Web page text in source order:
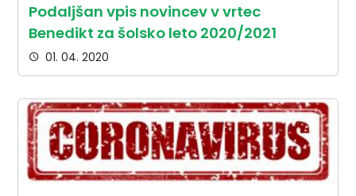
Podaljšan vpis novincev v vrtec
Benedikt za šolsko leto 2020/2021
01. 04. 2020